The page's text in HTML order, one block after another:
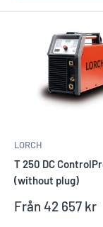
LORCH
T 250 DC
(without plug)
Reapris
Från 42 657 kr